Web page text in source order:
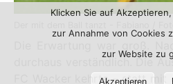
durchaus verständlich. Die
FC Wacker kehrte – statt mit
Klicken Sie auf
zur Annahme von Cookies
zur Website zu
Akzeptieren